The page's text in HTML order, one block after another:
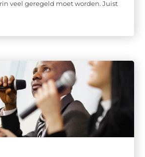
veel geregeld moet worden. Juist